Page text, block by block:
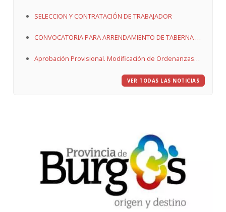
SELECCION Y CONTRATACIÓN DE TRABAJADOR
CONVOCATORIA PARA ARRENDAMIENTO DE TABERNA DE
Aprobación Provisional. Modificación de Ordenanzas
VER TODAS LAS NOTICIAS